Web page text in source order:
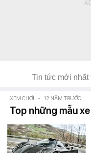
Tin tức mới nhất
XEM CHƠI - 12 NĂM TRƯỚC
Top những mẫu